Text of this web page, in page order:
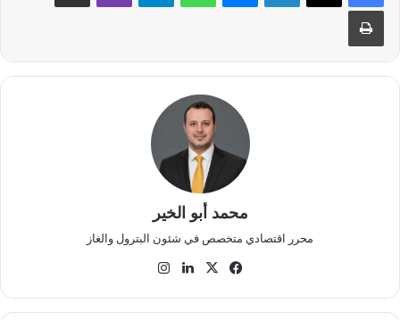
طباعة
محمد أبو الخير
محرر اقتصادي متخصص في شئون البترول والغاز
فيسبوك
‫X لينكدإن